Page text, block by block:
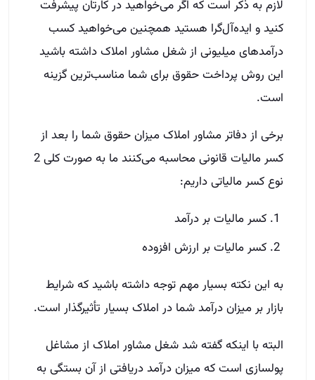
لازم به ذکر است که اگر می‌خواهید در کارتان پیشرفت
کنید و ایده‌آل‌گرا هستید همچنین می‌خواهید کسب
درآمدهای میلیونی از شغل مشاور املاک داشته باشید
این روش پرداخت حقوق برای شما مناسب‌ترین گزینه
است.
برخی از دفاتر مشاور املاک میزان حقوق شما را بعد از
کسر مالیات قانونی محاسبه می‌کنند ما به صورت کلی 2
نوع کسر مالیاتی داریم:
کسر مالیات بر درآمد
کسر مالیات بر ارزش افزوده
به این نکته بسیار مهم توجه داشته باشید که شرایط
بازار بر میزان درآمد شما در املاک بسیار تأثیرگذار است.
البته با اینکه گفته شد شغل مشاور املاک از مشاغل
پولسازی است که میزان درآمد دریافتی از آن بستگی به